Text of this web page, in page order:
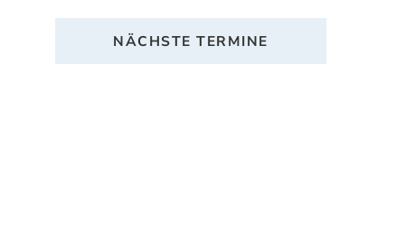
NÄCHSTE TERMINE